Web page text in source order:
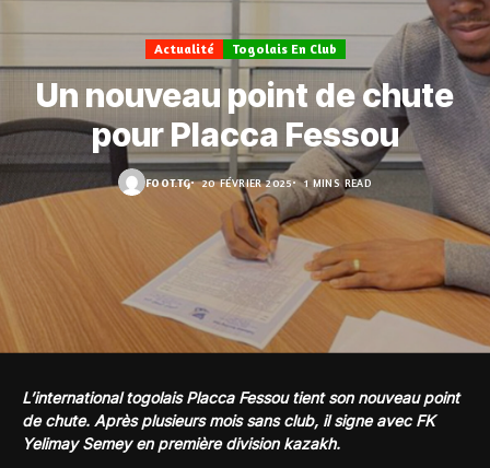
Actualité Togolais En Club
Un nouveau point de chute
pour Placca Fessou
FOOT.TG 20 FÉVRIER 2025 1 MINS READ
L’international togolais Placca Fessou tient son nouveau point
de chute. Après plusieurs mois sans club, il signe avec FK
Yelimay Semey en première division kazakh.